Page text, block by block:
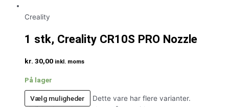
Creality
1 stk, Creality CR10S PRO Nozzle
kr. 30,00 inkl. moms
På lager
Vælg muligheder
Dette vare har flere varianter.